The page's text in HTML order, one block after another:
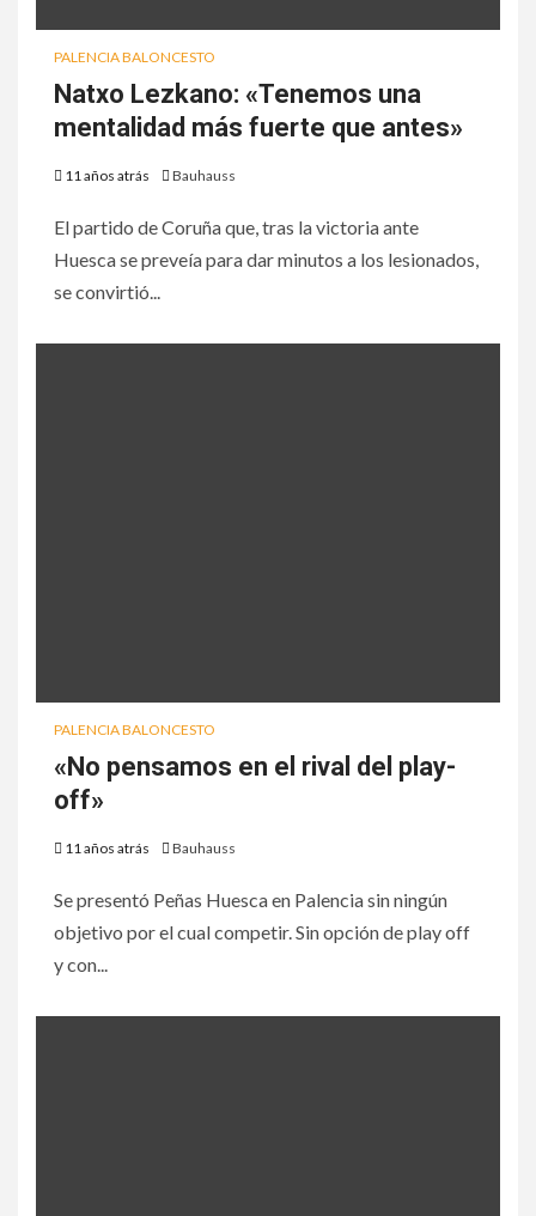
PALENCIA BALONCESTO
Natxo Lezkano: «Tenemos una
mentalidad más fuerte que antes»
11 años atrás Bauhauss
El partido de Coruña que, tras la victoria ante
Huesca se preveía para dar minutos a los lesionados,
se convirtió...
PALENCIA BALONCESTO
«No pensamos en el rival del play-
off»
11 años atrás Bauhauss
Se presentó Peñas Huesca en Palencia sin ningún
objetivo por el cual competir. Sin opción de play off
y con...